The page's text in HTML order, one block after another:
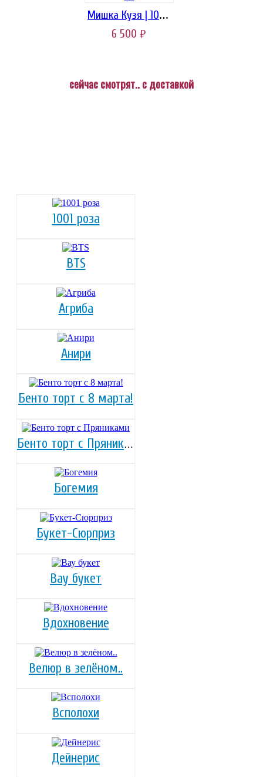
Мишка Кузя | 100 см
6 500 руб.
сейчас смотрят.. с доставкой
1001 роза
BTS
Агриба
Анири
Бенто торт с 8 марта!
Бенто торт с Пряниками
Богемия
Букет-Сюрприз
Вау букет
Вдохновение
Велюр в зелёном..
Всполохи
Дейнерис